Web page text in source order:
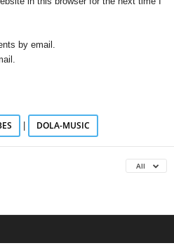
by email.
DOLA-MUSIC
All